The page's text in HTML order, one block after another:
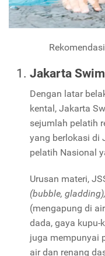
Jakarta
Dengan latar
kental, Jakarta
sejumlah pelatih
yang berlokasi di
pelatih Nasional
Urusan materi,
(bubble,
(mengapung di
dada, gaya kupu-
juga mempunyai
air dan renang